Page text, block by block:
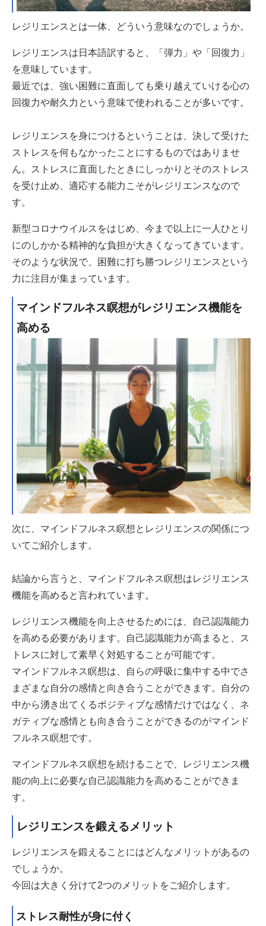
レジリエンスとは一体、どういう意味なのでしょうか。
レジリエンスは日本語訳すると、「弾力」や「回復力」
を意味しています。
最近では、強い困難に直面しても乗り越えていける心の
回復力や耐久力という意味で使われることが多いです。
レジリエンスを身につけるということは、決して受けた
ストレスを何もなかったことにするものではありませ
ん。ストレスに直面したときにしっかりとそのストレス
を受け止め、適応する能力こそがレジリエンスなので
す。
新型コロナウイルスをはじめ、今まで以上に一人ひとり
にのしかかる精神的な負担が大きくなってきています。
そのような状況で、困難に打ち勝つレジリエンスという
力に注目が集まっています。
マインドフルネス瞑想がレジリエンス機能を
高める
次に、マインドフルネス瞑想とレジリエンスの関係につ
いてご紹介します。
結論から言うと、マインドフルネス瞑想はレジリエンス
機能を高めると言われています。
レジリエンス機能を向上させるためには、自己認識能力
を高める必要があります。自己認識能力が高まると、ス
トレスに対して素早く対処することが可能です。
マインドフルネス瞑想は、自らの呼吸に集中する中でさ
まざまな自分の感情と向き合うことができます。自分の
中から湧き出てくるポジティブな感情だけではなく、ネ
ガティブな感情とも向き合うことができるのがマインド
フルネス瞑想です。
マインドフルネス瞑想を続けることで、レジリエンス機
能の向上に必要な自己認識能力を高めることができま
す。
レジリエンスを鍛えるメリット
レジリエンスを鍛えることにはどんなメリットがあるの
でしょうか。
今回は大きく分けて2つのメリットをご紹介します。
ストレス耐性が身に付く